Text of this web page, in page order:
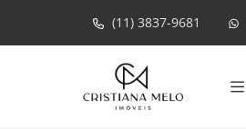
(11) 3837-9681
Página inicial